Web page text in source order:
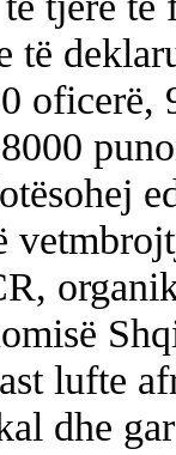
të
oficerë,
lufte
dhe